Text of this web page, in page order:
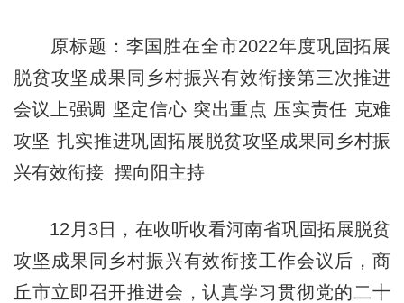
原标题：李国胜在全市2022年度巩固拓展
脱贫攻坚成果同乡村振兴有效衔接第三次推进
会议上强调 坚定信心 突出重点 压实责任 克难
攻坚 扎实推进巩固拓展脱贫攻坚成果同乡村振
兴有效衔接 摆向阳主持
12月3日，在收听收看河南省巩固拓展脱贫
攻坚成果同乡村振兴有效衔接工作会议后，商
丘市立即召开推进会，认真学习贯彻党的二十